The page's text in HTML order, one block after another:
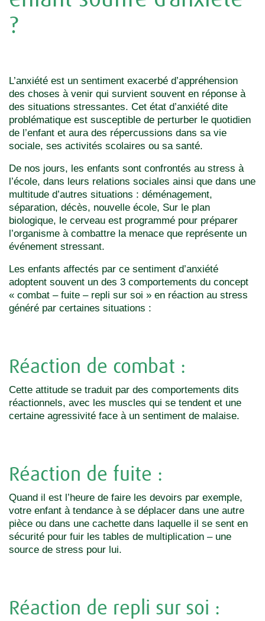
?
L’anxiété est un sentiment exacerbé d’appréhension
des choses à venir qui survient souvent en réponse à
des situations stressantes. Cet état d’anxiété dite
problématique est susceptible de perturber le quotidien
de l’enfant et aura des répercussions dans sa vie
sociale, ses activités scolaires ou sa santé.
De nos jours, les enfants sont confrontés au stress à
l’école, dans leurs relations sociales ainsi que dans une
multitude d’autres situations : déménagement,
séparation, décès, nouvelle école, Sur le plan
biologique, le cerveau est programmé pour préparer
l’organisme à combattre la menace que représente un
événement stressant.
Les enfants affectés par ce sentiment d’anxiété
adoptent souvent un des 3 comportements du concept
« combat – fuite – repli sur soi » en réaction au stress
généré par certaines situations :
Réaction de combat :
Cette attitude se traduit par des comportements dits
réactionnels, avec les muscles qui se tendent et une
certaine agressivité face à un sentiment de malaise.
Réaction de fuite :
Quand il est l’heure de faire les devoirs par exemple,
votre enfant à tendance à se déplacer dans une autre
pièce ou dans une cachette dans laquelle il se sent en
sécurité pour fuir les tables de multiplication – une
source de stress pour lui.
Réaction de repli sur soi :